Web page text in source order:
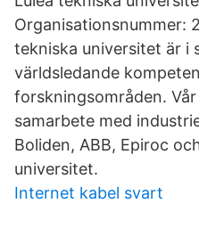
Organisationsnummer:
tekniska universitet är i
världsledande
forskningsområden.
samarbete med
Boliden, ABB, Epiroc
universitet.
Internet kabel svart